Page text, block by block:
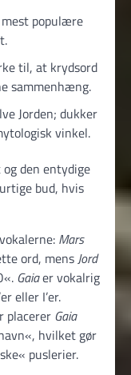
populære
til, at krydsord
sammenhæng.
Jorden; dukker
vinkel.
den entydige
bud, hvis
Mars
ord, mens Jord
Gaiaer vokal­rig
eller I’er.
placerer Gaia
hvilket gør
puslerier.